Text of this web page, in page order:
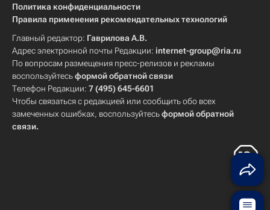
Политика конфиденциальности
Правила применения рекомендательных технологий
Главный редактор: Гаврилова А.В.
Адрес электронной почты Редакции: internet-group@ria.ru
По вопросам размещения пресс-релизов и рекламы
воспользуйтесьформой обратной связи
Телефон Редакции: 7 (495) 645-6601
Чтобы связаться с редакцией или сообщить обо всех
замеченных ошибках, воспользуйтесьформой обратной
связи.